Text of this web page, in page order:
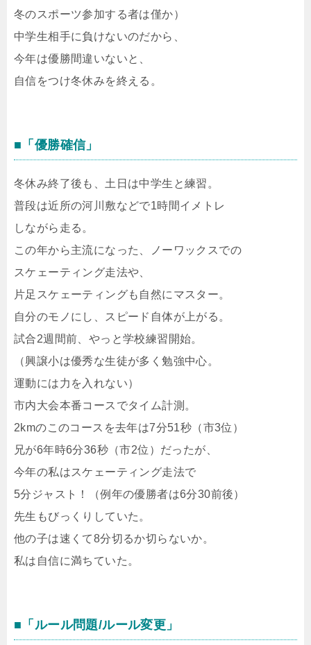
冬のスポーツ参加する者は僅か）
中学生相手に負けないのだから、
今年は優勝間違いないと、
自信をつけ冬休みを終える。
■「優勝確信」
冬休み終了後も、土日は中学生と練習。
普段は近所の河川敷などで1時間イメトレ
しながら走る。
この年から主流になった、ノーワックスでの
スケェーティング走法や、
片足スケェーティングも自然にマスター。
自分のモノにし、スピード自体が上がる。
試合2週間前、やっと学校練習開始。
（興譲小は優秀な生徒が多く勉強中心。
運動には力を入れない）
市内大会本番コースでタイム計測。
2kmのこのコースを去年は7分51秒（市3位）
兄が6年時6分36秒（市2位）だったが、
今年の私はスケェーティング走法で
5分ジャスト！（例年の優勝者は6分30前後）
先生もびっくりしていた。
他の子は速くて8分切るか切らないか。
私は自信に満ちていた。
■「ルール問題/ルール変更」